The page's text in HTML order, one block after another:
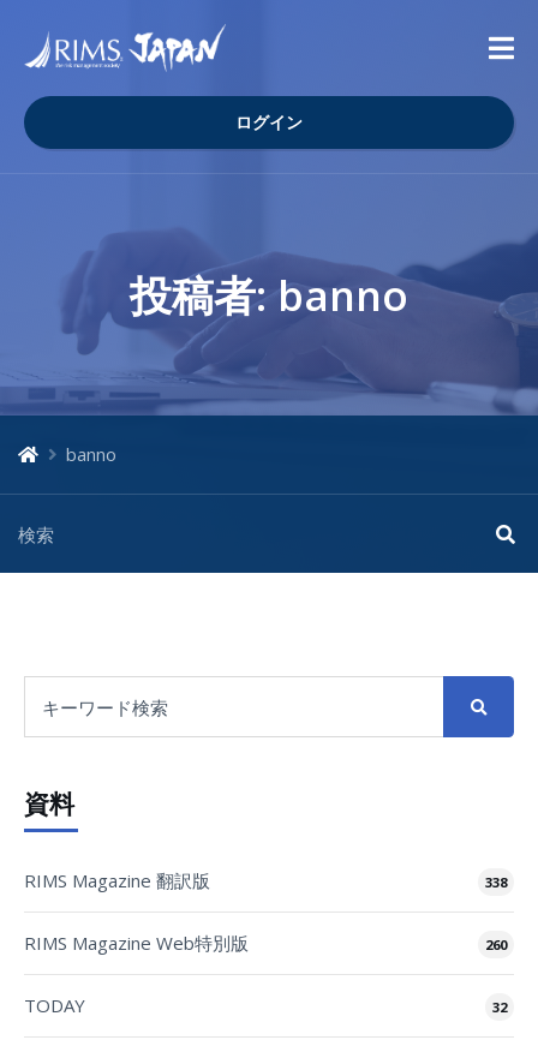
ログイン
投稿者:banno
banno
資料
RIMS Magazine 翻訳版 338
RIMS Magazine Web特別版 260
TODAY 32